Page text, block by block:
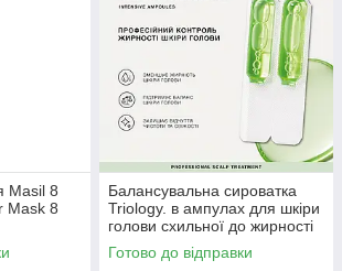
Masil 8
Mask 8
Балансувальна сироватка
Triology. в ампулах для шкіри
голови схильної до жирності
5мл/1шт (Для одного
застосування)
Готово до відправки